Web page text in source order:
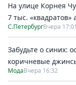
На улице Корнея
7 тыс. «квадратов»
С.ПетербургВчера 17:01
Забудьте о синих:
коричневые
МодаВчера 16:32